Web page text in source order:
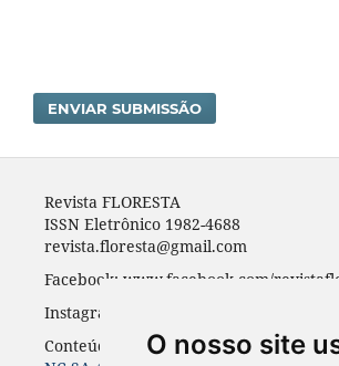
O nosso site
ENVIAR SUBMISSÃO
Revista FLORESTA
ISSN Eletrônico 1982-4688
revista.floresta@gmail.com
Facebook: www.facebook.com/
Instagran: revista_floresta
Conteúdos do periódico licenciados sob